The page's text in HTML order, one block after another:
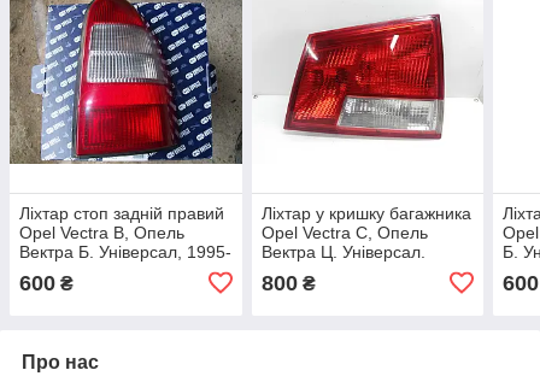
Ліхтар стоп задній правий
Opel Vectra B, Опель
Вектра Б. Універсал, 1995-
600 ₴
Ліхтар у кришку багажника
Opel Vectra C, Опель
Вектра Ц. Універсал.
800₴
Б.
600
Про нас